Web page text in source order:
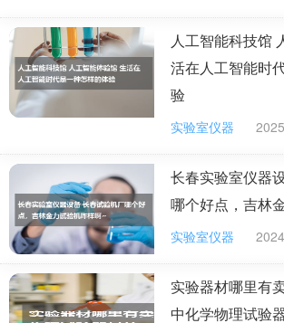
器、酒精喷灯、布氏漏斗、坩埚钳、索
取装置、布氏烧瓶、砂芯漏斗、三梁
瓶、克氏烧瓶、称量瓶、干燥器、盐桥等
化学实验中使用到的仪器称为化学
进行计量或反应。主要分为计量仪器和
以特定方式进行组合构成装置，实现实
用于测量温度的仪器。其种类很多，有
敏温度计等。而实验室中常用玻璃液体温
温度计：
温度计可根据用途和测量精度分为
人工智能科技馆
活在人工智能时
验
实验室仪器
长春实验室仪器
哪个好点，吉林
实验室仪器
实验器材哪里有
中化学物理试验